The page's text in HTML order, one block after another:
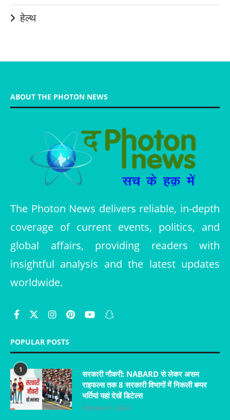
हेल्थ
ABOUT THE PHOTON NEWS
The Photon News delivers reliable, in-depth
coverage of current events, politics, and
global affairs, providing readers with
insightful analysis and the latest updates
worldwide.
POPULAR POSTS
1
सरकारी नौकरी: NABARD से लेकर असम
राइफल्स तक 8 सरकारी विभागों में निकली बम्पर
भर्तियां यहां देखें डिटेल्स
October 7, 2024